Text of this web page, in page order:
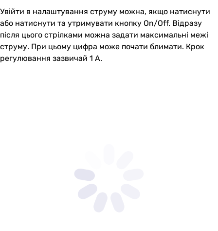
Увійти в налаштування струму можна, якщо натиснути
або натиснути та утримувати кнопку On/Off. Відразу
після цього стрілками можна задати максимальні межі
струму. При цьому цифра може почати блимати. Крок
регулювання зазвичай 1 А.